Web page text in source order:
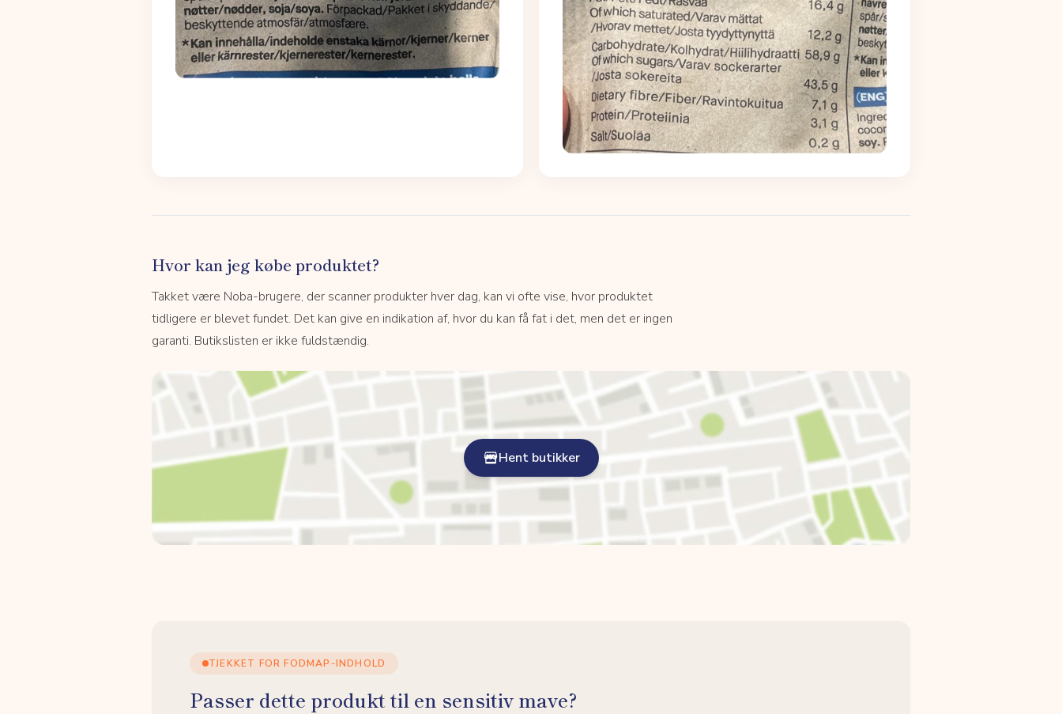
Hvor kan jeg købe produktet?
Takket være Noba-brugere, der scanner produkter hver dag, kan vi ofte vise, hvor produktet
tidligere er blevet fundet. Det kan give en indikation af, hvor du kan få fat i det, men det er ingen
garanti. Butikslisten er ikke fuldstændig.
Hent butikker
TJEKKET FOR FODMAP-INDHOLD
Passer dette produkt til en sensitiv mave?